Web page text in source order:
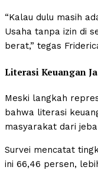
“Kalau dulu masih
Usaha tanpa izin di
berat,” tegas
Literasi Keuangan
Meski langkah
bahwa literasi
masyarakat dari
Survei mencatat
ini 66,46 persen,